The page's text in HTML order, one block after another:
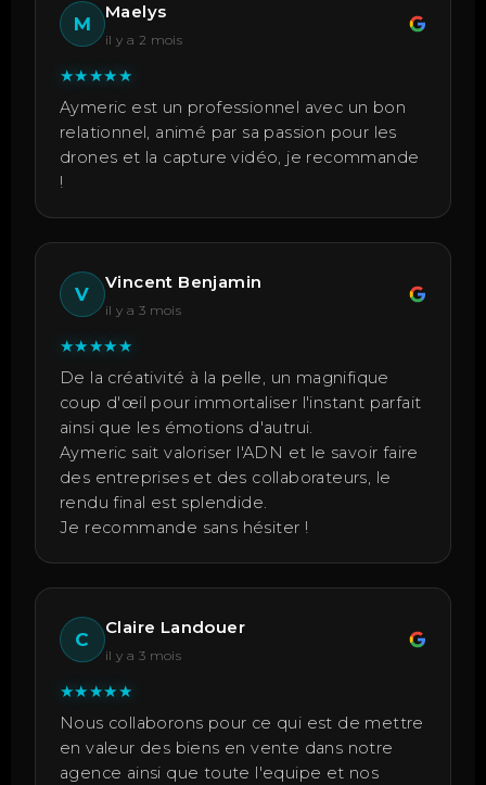
M
Maelys
il y a 2 mois
★★★★★
Aymeric est un professionnel avec un bon
relationnel, animé par sa passion pour les
drones et la capture vidéo, je recommande
!
V
Vincent Benjamin
il y a 3 mois
★★★★★
De la créativité à la pelle, un magnifique
coup d'œil pour immortaliser l'instant parfait
ainsi que les émotions d'autrui.
Aymeric sait valoriser l'ADN et le savoir faire
des entreprises et des collaborateurs, le
rendu final est splendide.
Je recommande sans hésiter !
C
Claire Landouer
il y a 3 mois
★★★★★
Nous collaborons pour ce qui est de mettre
en valeur des biens en vente dans notre
agence ainsi que toute l'equipe et nos